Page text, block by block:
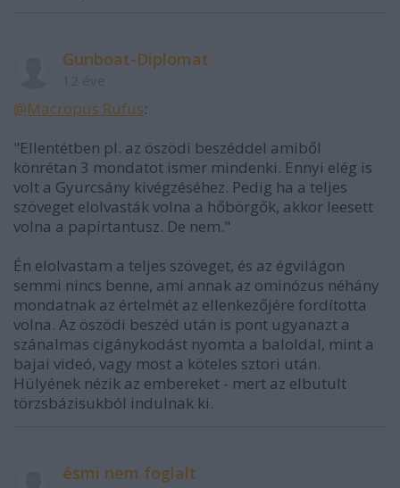
Gunboat-Diplomat
@Macropus Rufus:
"Ellentétben pl. az öszödi beszéddel amiből
könrétan 3 mondatot ismer mindenki. Ennyi elég is
volt a Gyurcsány kivégzéséhez. Pedig ha a teljes
szöveget elolvasták volna a hőbörgők, akkor leesett
volna a papírtantusz. De nem."
Én elolvastam a teljes szöveget, és az égvilágon
semmi nincs benne, ami annak az ominózus néhány
mondatnak az értelmét az ellenkezőjére fordította
volna. Az öszödi beszéd után is pont ugyanazt a
szánalmas cigánykodást nyomta a baloldal, mint a
bajai videó, vagy most a köteles sztori után.
Hülyének nézik az embereket - mert az elbutult
törzsbázisukból indulnak ki.
ésmi nem foglalt